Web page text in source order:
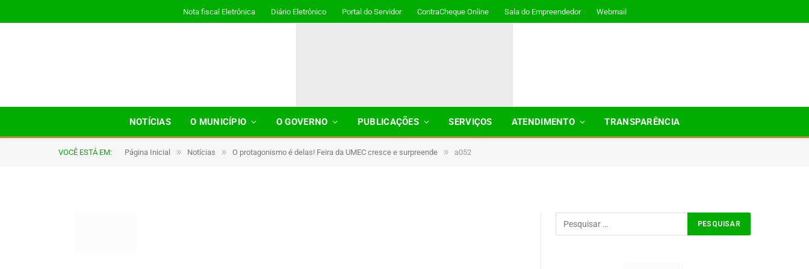
Nota fiscal Eletrônica Diário Eletrônico Portal do Servidor ContraCheque Online Sala do Empreendedor Webmail
NOTÍCIAS O MUNICÍPIO O GOVERNO PUBLICAÇÕES SERVIÇOS ATENDIMENTO TRANSPARÊNCIA
VOCÊ ESTÁ EM: Página Inicial » Notícias » O protagonismo é delas! Feira da UMEC cresce e surpreende » a052